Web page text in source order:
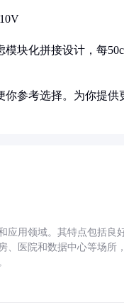
块化拼接设计，每
参考选择。为你提供
应用领域。其特点包括良
、医院和数据中心等场所